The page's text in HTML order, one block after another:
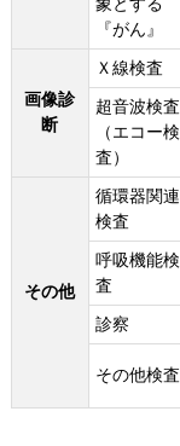
象とする
『がん』
画像診
断
Ｘ線検査
超音波検査
（エコー検
査）
その他
循環器関連
検査
呼吸機能検
査
診察
その他検査